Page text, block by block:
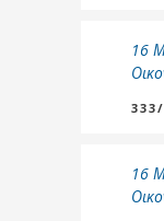
16
16